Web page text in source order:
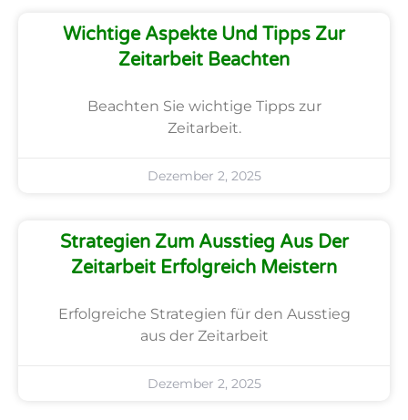
Wichtige Aspekte Und Tipps Zur
Zeitarbeit Beachten
Beachten Sie wichtige Tipps zur
Zeitarbeit.
Dezember 2, 2025
Strategien Zum Ausstieg Aus Der
Zeitarbeit Erfolgreich Meistern
Erfolgreiche Strategien für den Ausstieg
aus der Zeitarbeit
Dezember 2, 2025